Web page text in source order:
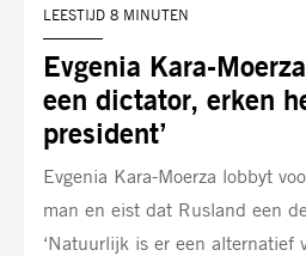
Evgenia Kara-
een dictator, erken
president’
LEESTIJD 8 MINUTEN
Evgenia Kara-Moerza lobbyt
man en eist dat Rusland een
‘Natuurlijk is er een alternatief